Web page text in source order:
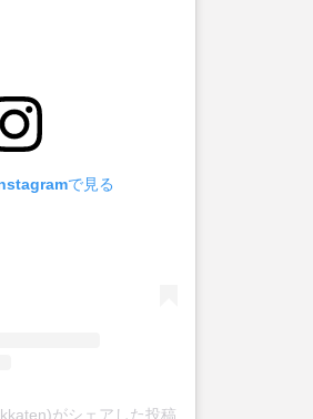
で見る
がシェアした投稿